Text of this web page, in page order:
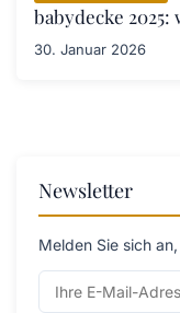
babydecke
30. Januar 2026
Newsletter
Melden Sie sich